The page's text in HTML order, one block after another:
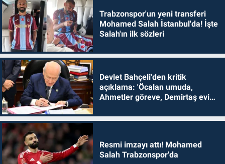
Trabzonspor'un yeni transferi
Mohamed Salah İstanbul'da! İşte
Salah'ın ilk sözleri
Devlet Bahçeli'den kritik
açıklama: 'Öcalan umuda,
Ahmetler göreve, Demirtaş evine
Resmi imzayı attı! Mohamed
Salah Trabzonspor'da